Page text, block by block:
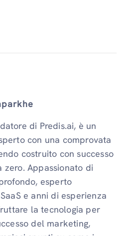
di Predis.ai, è un
con una comprovata
costruito con successo
zero. Appassionato di
esperto
e anni di esperienza
la tecnologia per
del marketing,